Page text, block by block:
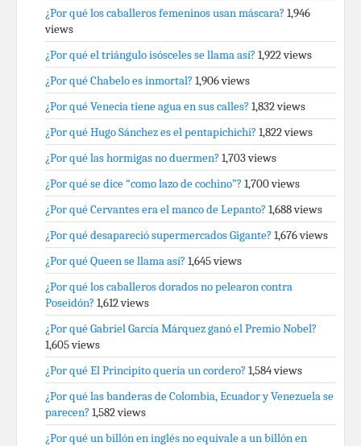
¿Por qué los caballeros femeninos usan máscara? 1,946
views
¿Por qué el triángulo isósceles se llama así? 1,922 views
¿Por qué Chabelo es inmortal? 1,906 views
¿Por qué Venecia tiene agua en sus calles? 1,832 views
¿Por qué Hugo Sánchez es el pentapichichi? 1,822 views
¿Por qué las hormigas no duermen? 1,703 views
¿Por qué se dice “como lazo de cochino”? 1,700 views
¿Por qué Cervantes era el manco de Lepanto? 1,688 views
¿Por qué desapareció supermercados Gigante? 1,676 views
¿Por qué Queen se llama así? 1,645 views
¿Por qué los caballeros dorados no pelearon contra
Poseidón? 1,612 views
¿Por qué Gabriel García Márquez ganó el Premio Nobel?
1,605 views
¿Por qué El Principito quería un cordero? 1,584 views
¿Por qué las banderas de Colombia, Ecuador y Venezuela se
parecen? 1,582 views
¿Por qué un billón en inglés no equivale a un billón en